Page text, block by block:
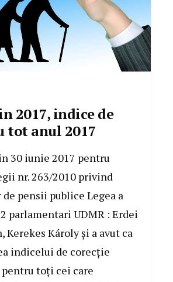
2017, indice de
tot anul 2017
30 iunie 2017 pentru
nr. 263/2010 privind
pensii publice Legea a
parlamentari UDMR : Erdei
Kerekes Károly și a avut ca
indicelui de corecție
toți cei care